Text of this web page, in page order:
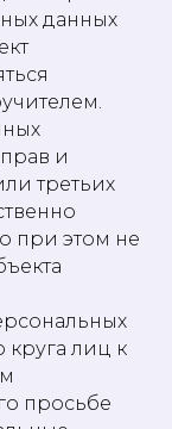
данных
и
третьих
при этом не
круга лиц к
просьбе